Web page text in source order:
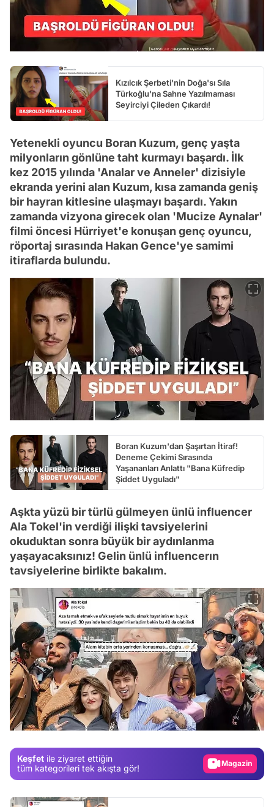
Kızılcık Şerbeti'nin Doğa'sı Sıla
Türkoğlu'na Sahne Yazılmaması
Seyirciyi Çileden Çıkardı!
Yetenekli oyuncu Boran Kuzum, genç yaşta
milyonların gönlüne taht kurmayı başardı. İlk
kez 2015 yılında 'Analar ve Anneler' dizisiyle
ekranda yerini alan Kuzum, kısa zamanda geniş
bir hayran kitlesine ulaşmayı başardı. Yakın
zamanda vizyona girecek olan 'Mucize Aynalar'
filmi öncesi Hürriyet'e konuşan genç oyuncu,
röportaj sırasında Hakan Gence'ye samimi
itiraflarda bulundu.
Boran Kuzum'dan Şaşırtan İtiraf!
Deneme Çekimi Sırasında
Yaşananları Anlattı "Bana Küfredip
Şiddet Uyguladı"
Aşkta yüzü bir türlü gülmeyen ünlü influencer
Ala Tokel'in verdiği ilişki tavsiyelerini
okuduktan sonra büyük bir aydınlanma
yaşayacaksınız! Gelin ünlü influencerın
tavsiyelerine birlikte bakalım.
Keşfet ile ziyaret ettiğin
tüm kategorileri tek akışta gör!
Video
Test
Gündem
Video